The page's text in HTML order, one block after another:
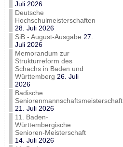
Juli 2026
Deutsche
Hochschulmeisterschaften
28. Juli 2026
SiB - August-Ausgabe 27.
Juli 2026
Memorandum zur
Strukturreform des
Schachs in Baden und
Württemberg 26. Juli
2026
Badische
Seniorenmannschaftsmeisterschaft
21. Juli 2026
11. Baden-
Württembergische
Senioren-Meisterschaft
14. Juli 2026